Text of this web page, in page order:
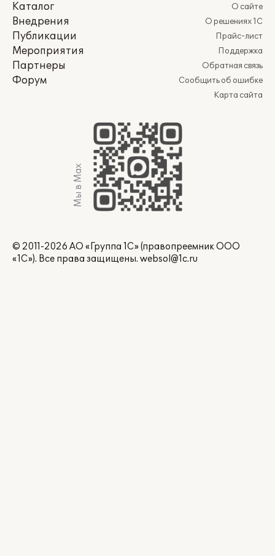
Каталог
Внедрения
Публикации
Мероприятия
Партнеры
Форум
О сайте
О решениях 1С
Прайс-лист
Поддержка
Обратная связь
Сообщить об ошибке
Карта сайта
Мы в Max
© 2011-2026 АО «Группа 1С» (правопреемник ООО
«1С»). Все права защищены. websol@1c.ru